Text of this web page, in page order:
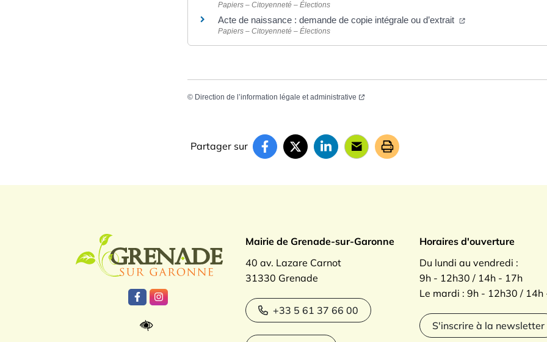
Papiers – Citoyenneté – Élections
Acte de naissance : demande de copie intégrale ou d’extrait
Papiers – Citoyenneté – Élections
© Direction de l’information légale et administrative
Partager sur
Logo Grenade sur Garonne
Lien vers le compte Facebook
Lien vers le compte Instagram
Mairie de Grenade-sur-Garonne
40 av. Lazare Carnot
31330 Grenade
+33 5 61 37 66 00
Horaires d'ouverture
Du lundi au vendredi :
9h - 12h30 / 14h - 17h
Le mardi : 9h - 12h30 / 14h
S'inscrire à la newsletter